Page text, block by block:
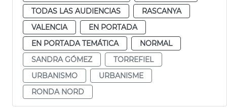
TODAS LAS AUDIENCIAS
RASCANYA
VALENCIA
EN PORTADA
EN PORTADA TEMÁTICA
NORMAL
SANDRA GÓMEZ
TORREFIEL
URBANISMO
URBANISME
RONDA NORD